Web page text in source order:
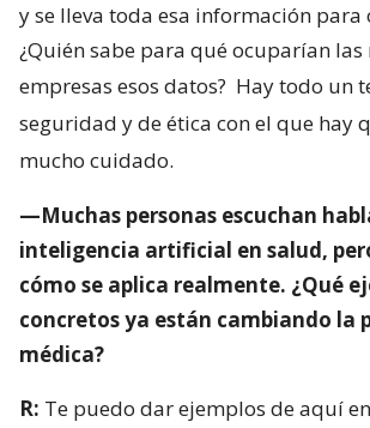
y se lleva toda esa información para
¿Quién sabe para qué ocuparían las
empresas esos datos? Hay todo un
seguridad y de ética con el que hay
mucho cuidado.
—Muchas personas escuchan
inteligencia artificial en salud,
cómo se aplica realmente. ¿Qué
concretos ya están cambiando la
médica?
R: Te puedo dar ejemplos de aquí